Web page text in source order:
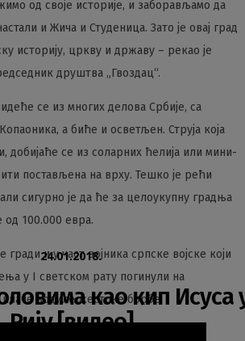
24.01.2018.
као кип Исуса
Рију [видео]
од своје историје, и заборављамо да
и Жича и Студеница. Зато је овај град
историју, цркву и државу – рекао је
друштва „Гвоздац“.
се из многих делова Србије, са
а биће и осветљен. Струја која
добијаће се из соларних ћелија или мини-
постављена на врху. Тешко је рећи
сигурно је да ће за целоукупну градња
100.000 евра.
гради и у част војника српске војске који
у I светском рату погинули на
иначе водиле жестоке борбе.